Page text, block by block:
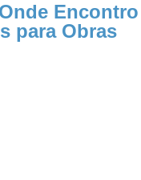
Encontro
para Obras